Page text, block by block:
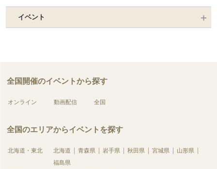
イベント
全国開催のイベントから探す
オンライン 動画配信 全国
全国のエリアからイベントを探す
北海道・東北 北海道 青森県 岩手県 秋田県 宮城県
山形県
福島県